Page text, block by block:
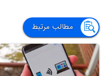
مطالب مرتبط